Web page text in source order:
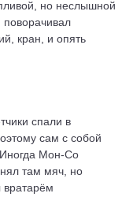
но неслышной
поворачивал
кран, и опять
спали в
сам с собой
Иногда Мон-Со
там мяч, но
вратарём